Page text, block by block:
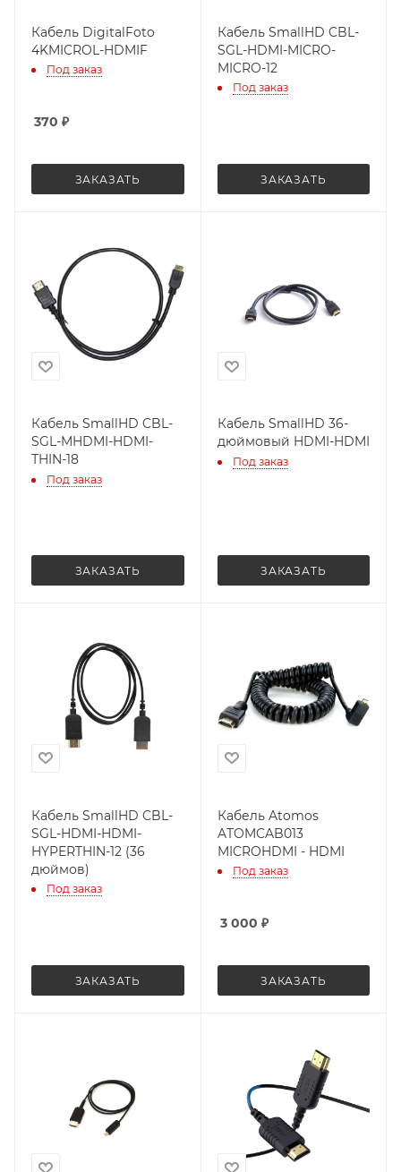
Кабель DigitalFoto
4KMICROL-HDMIF
Под заказ
370 ₽
ЗАКАЗАТЬ
Кабель SmallHD CBL-
SGL-HDMI-MICRO-
MICRO-12
Под заказ
ЗАКАЗАТЬ
Кабель SmallHD CBL-
SGL-MHDMI-HDMI-
ТHIN-18
Под заказ
ЗАКАЗАТЬ
Кабель SmallHD 36-
дюймовый HDMI-HDMI
Под заказ
ЗАКАЗАТЬ
Кабель SmallHD CBL-
SGL-HDMI-HDMI-
HYPERTHIN-12 (36
дюймов)
Под заказ
ЗАКАЗАТЬ
Кабель Atomos
ATOMCAB013
MICROHDMI - HDMI
Под заказ
3 000 ₽
ЗАКАЗАТЬ